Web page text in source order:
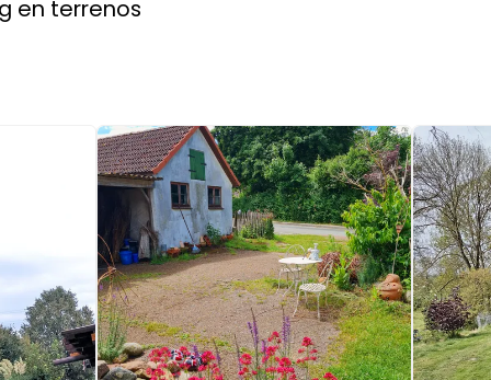
en terrenos
Image 1 of 5 Image 1